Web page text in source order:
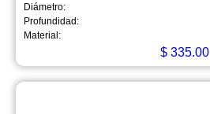
Diámetro:
Profundidad:
Material:
$ 335.00